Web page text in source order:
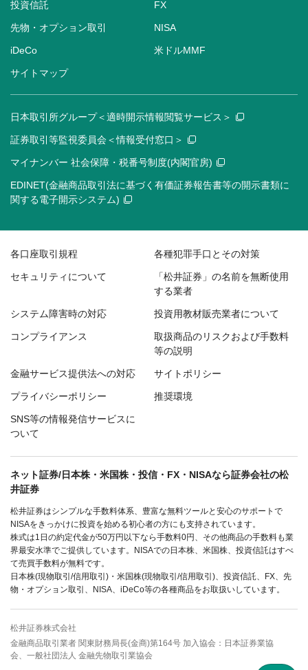
投資信託 FX
先物・オプション取引 NISA
iDeCo 米ドルMMF
サイトマップ
日本取引所グループ＜適時開示情報閲覧サービス＞
証券取引等監視委員会＜情報受付窓口＞
マイナンバー 社会保障・税番号制度(内閣官房)
EDINET(金融商品取引法に基づく有価証券報告書等の開示書類に
関する電子開示システム)
各口座取引規程 各種犯罪手口とその対策
セキュリティについて
「松井証券」の名前を無断使用
する業者
システム障害時の対応 投資用教材販売業者について
コンプライアンス
取扱商品のリスクおよび手数料
等の説明
金融サービス提供法への対応 サイトポリシー
プライバシーポリシー 推奨環境
SNS等の情報発信サービスに
ついて
ネット証券/日本株・米国株・投信・FX・NISAなら証券会社の松
井証券
松井証券はシンプルな手数料体系、豊富な無料ツールと安心のサポートで
NISAをきっかけに投資を始める初心者の方にも支持されています。
株式は1日の約定代金が50万円以下なら手数料0円、その他商品の手数料も業
界最安水準でご提供しています。NISAでの日本株、米国株、投資信託はすべ
て売買手数料が無料です。
日本株(現物取引/信用取引)・米国株(現物取引/信用取引)、投資信託、FX、先
物・オプション取引、NISA、iDeCo等の各種商品をお取扱いしています。
松井証券株式会社
金融商品取引業者 関東財務局長(金商)第164号 加入協会：日本証券業協
会、一般社団法人 金融先物取引業協会